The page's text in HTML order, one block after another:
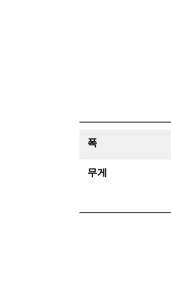
폭
무게